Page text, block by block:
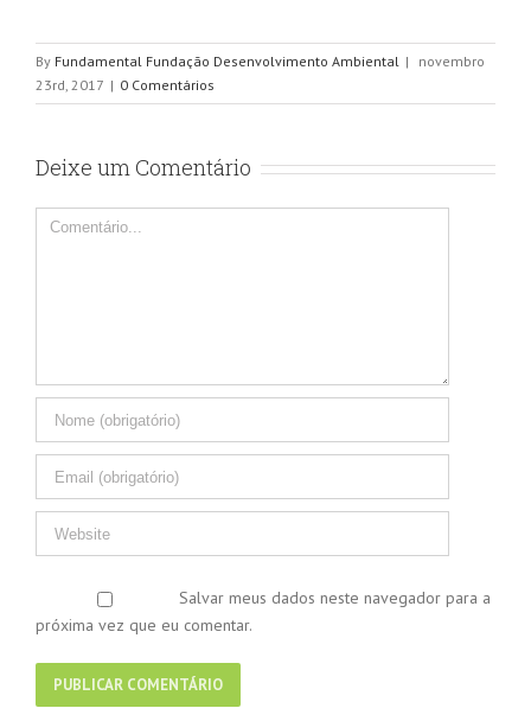
By Fundamental Fundação Desenvolvimento Ambiental |
novembro
23rd, 2017 | 0 Comentários
Deixe um Comentário
Comentário
Salvar meus dados neste navegador para a
próxima vez que eu comentar.